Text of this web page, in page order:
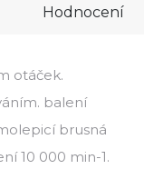
Hodnocení
otáček.
balení
brusná
10 000 min-1.